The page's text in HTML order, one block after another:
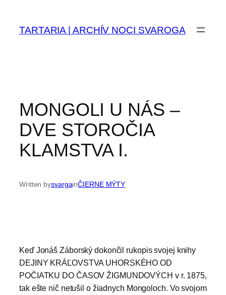
obsahTARTARIA | ARCHÍV NOCI SVAROGA
MONGOLI U NÁS –
DVE STOROČIA
KLAMSTVA I.
Written bysvargainČIERNE MÝTY
Keď Jonáš Záborský dokončil rukopis svojej knihy
DEJINY KRÁĽOVSTVA UHORSKÉHO OD
POČIATKU DO ČASOV ŽIGMUNDOVÝCH v r. 1875,
tak ešte nič netušil o žiadnych Mongoloch. Vo svojom